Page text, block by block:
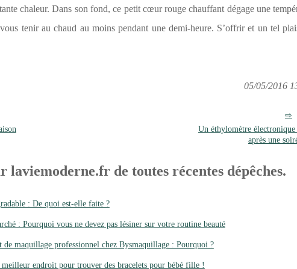
chaleur. Dans son fond, ce petit cœur rouge chauffant dégage une
tenir au chaud au moins pendant une demi-heure. S’offrir et un tel
05/05/2016
Un éthylomètre
après une
laviemoderne.fr de toutes récentes dépêches.
: De quoi est-elle faite ?
: Pourquoi vous ne devez pas lésiner sur votre routine beauté
de maquillage professionnel chez Bysmaquillage : Pourquoi ?
endroit pour trouver des bracelets pour bébé fille !